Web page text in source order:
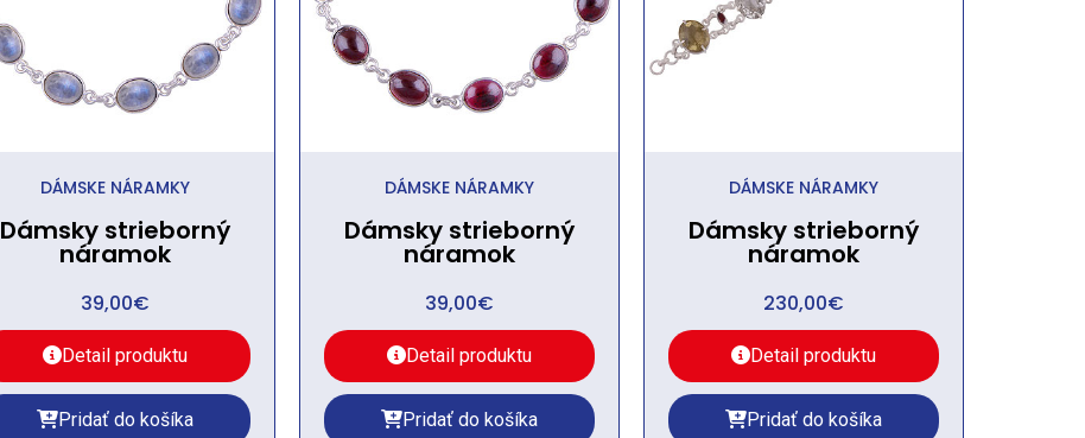
DÁMSKE NÁRAMKY
Dámsky strieborný
náramok
39,00€
Detail produktu
Pridať do košíka
DÁMSKE NÁRAMKY
Dámsky strieborný
náramok
39,00€
Detail produktu
Pridať do košíka
DÁMSKE NÁRAMKY
Dámsky strieborný
náramok
230,00€
Detail produktu
Pridať do košíka